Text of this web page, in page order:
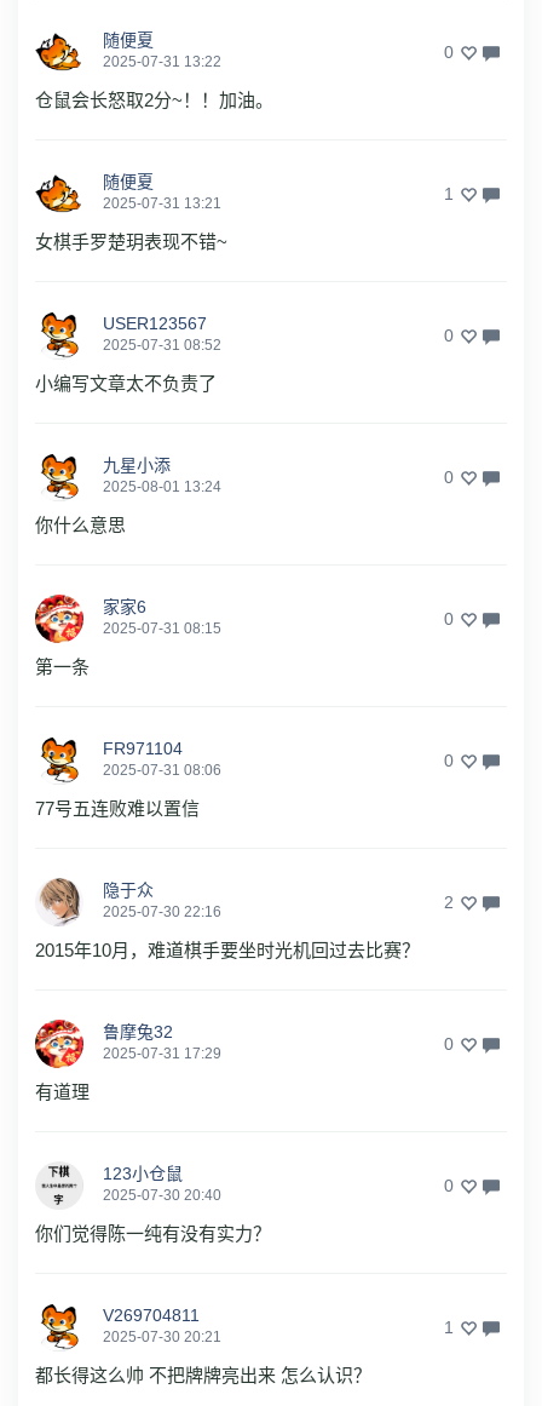
随便夏
2025-07-31 13:22 0
仓鼠会长怒取2分~！！加油。
随便夏
2025-07-31 13:21 1
女棋手罗楚玥表现不错~
USER123567
2025-07-31 08:52 0
小编写文章太不负责了
九星小添
2025-08-01 13:24 0
你什么意思
家家6
2025-07-31 08:15 0
第一条
FR971104
2025-07-31 08:06 0
77号五连败难以置信
隐于众
2025-07-30 22:16 2
2015年10月，难道棋手要坐时光机回过去比赛？
鲁摩兔32
2025-07-31 17:29 0
有道理
123小仓鼠
2025-07-30 20:40 0
你们觉得陈一纯有没有实力？
V269704811
2025-07-30 20:21 1
都长得这么帅 不把牌牌亮出来 怎么认识？